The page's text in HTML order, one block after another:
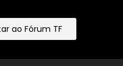
ao Fórum TF